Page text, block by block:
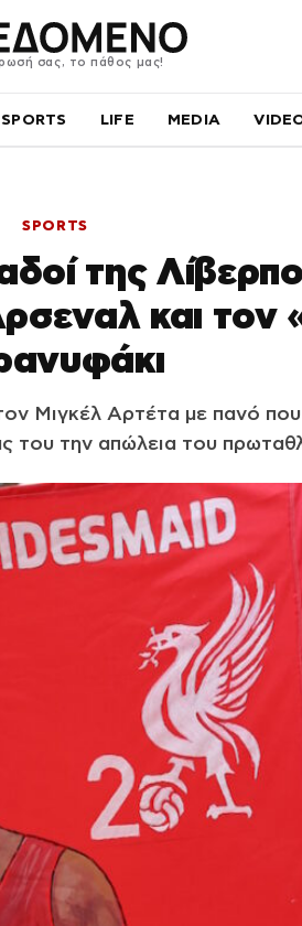
σας, το πάθος μας!
SPORTS LIFE MEDIA
SPORTS
της
και τον
Μιγκέλ Αρτέτα με πανό
του την απώλεια του